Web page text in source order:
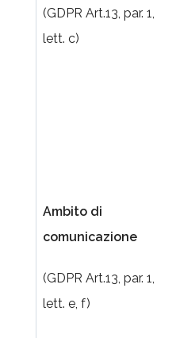
(GDPR Art.13, par. 1,
lett. c)
Ambito di
comunicazione
(GDPR Art.13, par. 1,
lett. e, f)